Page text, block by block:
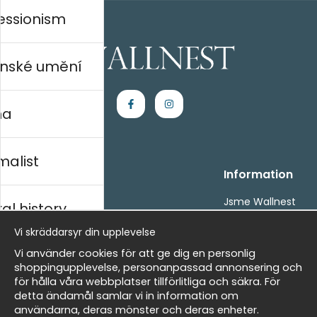
Kontakta oss
- Returer och återbetalningar
- Leverans - enkelt, snabbt &amp; gratis
Om cookies
Mina favoriter
Information
Jsme Wallnest
Newsletter
umění
history
Vi skräddarsyr din upplevelse
Vi använder cookies för att ge dig en personlig
shoppingupplevelse, personanpassad annonsering och
för hålla våra webbplatser tillförlitliga och säkra. För
detta ändamål samlar vi in information om
användarna, deras mönster och deras enheter.